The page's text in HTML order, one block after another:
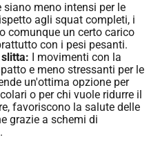
siano meno intensi per le
agli squat completi, i
comunque un certo carico
con i pesi pesanti.
I movimenti con la
e meno stressanti per le
un'ottima opzione per
o per chi vuole ridurre il
favoriscono la salute delle
grazie a schemi di